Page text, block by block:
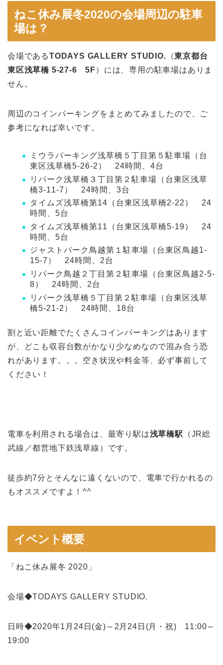
ねこ休み展冬2020の会場周辺の駐車
場は？
会場であるTODAYS GALLERY STUDIO. （東京都台
東区浅草橋 5-27-6 5F）には、専用の駐車場はありま
せん。
周辺のコインパーキングをまとめてみましたので、ご
参考になれば幸いです。
ミウラパーキング浅草橋５丁目第５駐車場（台
東区浅草橋5-26-2） 24時間、4台
リパーク浅草橋３丁目第２駐車場（台東区浅草
橋3-11-7） 24時間、3台
タイムズ浅草橋第14（台東区浅草橋2-22） 24
時間、5台
タイムズ浅草橋第11（台東区浅草橋5-19） 24
時間、5台
ジャストパーク鳥越第１駐車場（台東区鳥越1-
15-7） 24時間、2台
リパーク鳥越２丁目第２駐車場（台東区鳥越2-5-
8） 24時間、2台
リパーク浅草橋５丁目第２駐車場（台東区浅草
橋5-21-2） 24時間、18台
割と近い距離でたくさんコインパーキングはあります
が、どこも収容台数がかなり少なめなので混み合う恐
れがあります。。。空き状況や料金等、必ず事前して
ください！
電車を利用される場合は、最寄り駅は浅草橋駅
（JR総
武線／都営地下鉄浅草線）です。
徒歩約7分とそんなに遠くないので、電車で行かれるの
もオススメですよ！^^
イベント概要
「ねこ休み展冬 2020」
会場◆TODAYS GALLERY STUDIO.
日時◆2020年1月24日(金)～2月24日(月・祝) 11:00～
19:00